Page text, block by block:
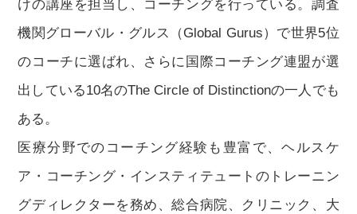
けの講座を担当し、コーチングを行っている。調査
機関グローバル・グルス（Global Gurus）で世界5位
のコーチに選ばれ、さらに国際コーチング連盟が選
出している10名のThe Circle of Distinctionの一人でも
ある。
医療分野でのコーチング経験も豊富で、ヘルスケ
ア・コーチング・インスティテュートのトレーニン
グディレクターを務め、総合病院、クリニック、大